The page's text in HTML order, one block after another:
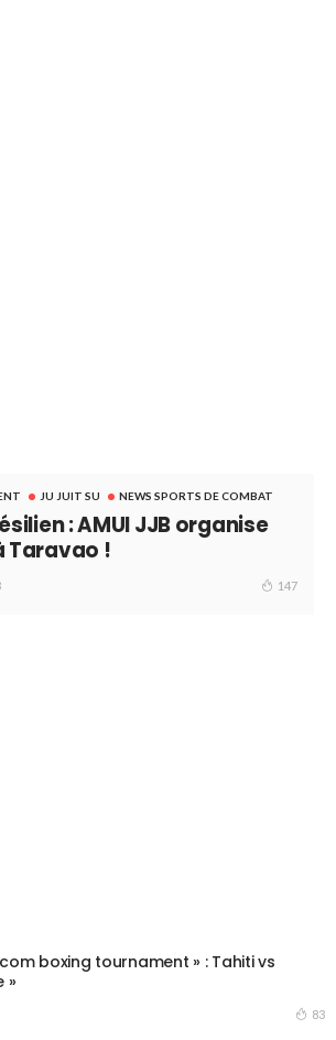
JU JUIT SU NEWS SPORTS DE COMBAT
: AMUI JJB organise
Taravao !
147
boxing tournament » : Tahiti vs
»
83